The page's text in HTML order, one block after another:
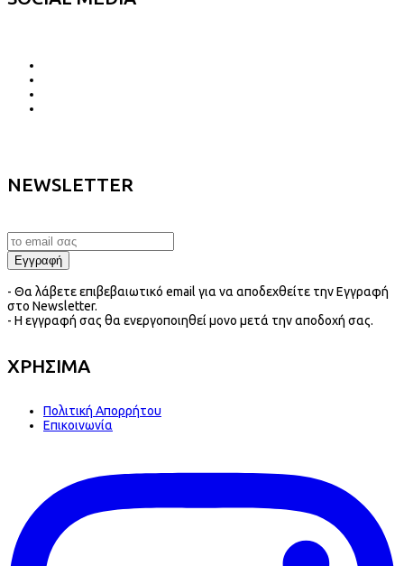
NEWSLETTER
- Θα λάβετε επιβεβαιωτικό email για να αποδεχθείτε την Εγγραφή
στο Newsletter.
- Η εγγραφή σας θα ενεργοποιηθεί μονο μετά την αποδοχή σας.
ΧΡΗΣΙΜΑ
Πολιτική Απορρήτου
Επικοινωνία